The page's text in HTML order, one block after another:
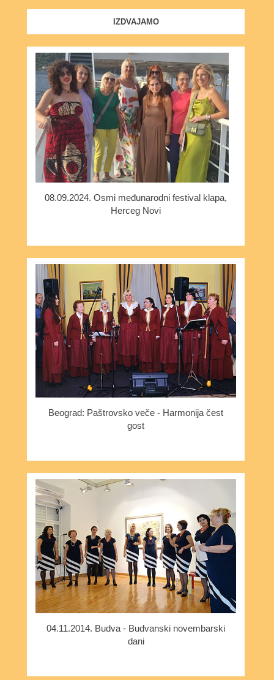
IZDVAJAMO
08.09.2024. Osmi međunarodni festival klapa,
Herceg Novi
Beograd: Paštrovsko veče - Harmonija čest
gost
04.11.2014. Budva - Budvanski novembarski
dani